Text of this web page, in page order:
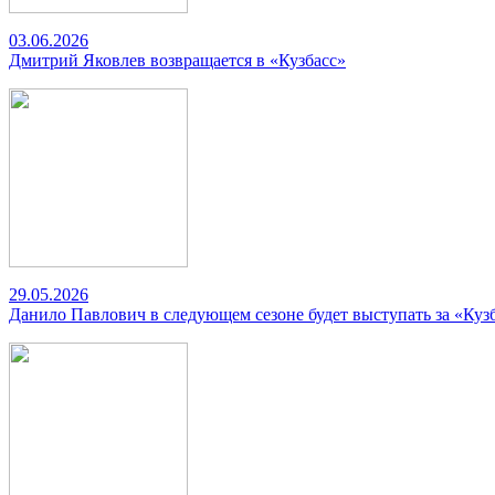
03.06.2026
Дмитрий Яковлев возвращается в «Кузбасс»
29.05.2026
Данило Павлович в следующем сезоне будет выступать за